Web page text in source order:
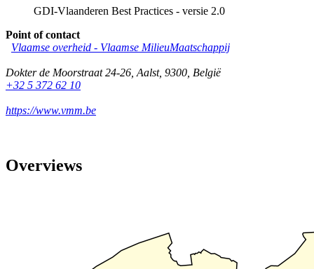
GDI-Vlaanderen Best Practices - versie 2.0
Point of contact
Vlaamse overheid - Vlaamse MilieuMaatschappij
Dokter de Moorstraat 24-26 Aalst, 9300 België
+32 5 372 62 10
https://www.vmm.be
Overviews